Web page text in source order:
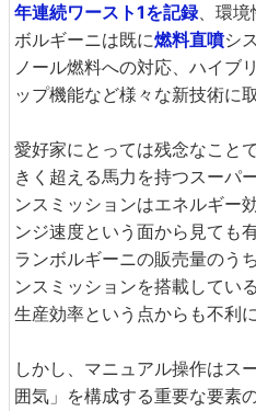
年連続ワースト1を記録、環境
ボルギーニは既に燃料直噴シ
ノール燃料への対応、ハイブ
ップ機能など様々な新技術に
愛好家にとっては残念なこと
きく超える馬力を持つスーパ
ンスミッションはエネルギー
ンジ速度という面から見ても
ランボルギーニの販売量のう
ンスミッションを搭載してい
生産効率という点からも不利
しかし、マニュアル操作はス
囲気」を構成する重要な要素